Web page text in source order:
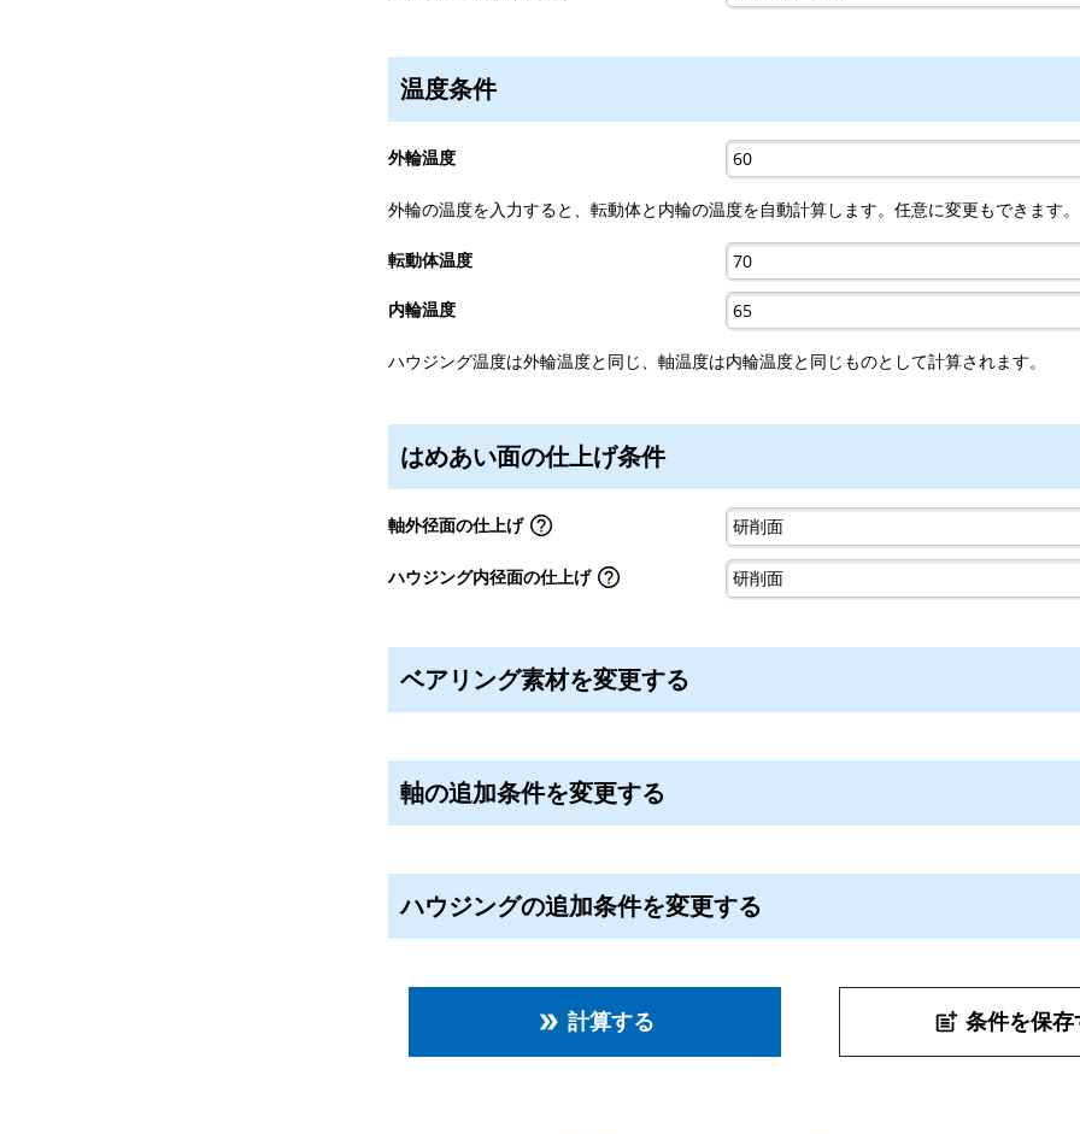
温度条件
外輪温度
外輪の温度を入力すると、転動体と内輪の温度を自動計算します。任意に変更もできます。
転動体温度
内輪温度
ハウジング温度は外輪温度と同じ、軸温度は内輪温度と同じものとして計算されます。
はめあい面の仕上げ条件
軸外径面の仕上げ
ハウジング内径面の仕上げ
ベアリング素材を変更する
軸の追加条件を変更する
ハウジングの追加条件を変更する
double_arrow 計算する post_add 条件を保存